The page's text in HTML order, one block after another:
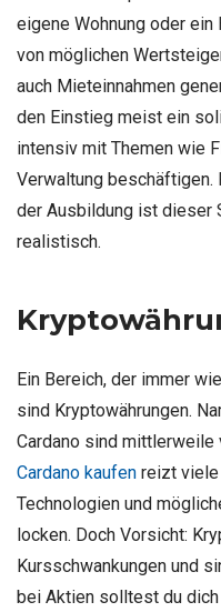
eigene Wohnung oder
von möglichen
auch Mieteinnahmen
den Einstieg meist ein
intensiv mit Themen wie
Verwaltung beschäftigen.
der Ausbildung ist dieser
realistisch.
Ein Bereich, der immer
sind Kryptowährungen.
Cardano sind
Cardano kaufen reizt viele
Technologien und
locken. Doch Vorsicht:
Kursschwankungen und
bei Aktien solltest du